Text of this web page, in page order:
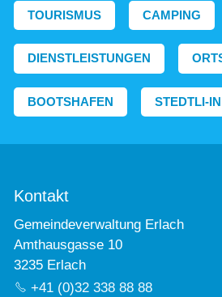
TOURISMUS CAMPING
DIENSTLEISTUNGEN
BOOTSHAFEN STEDTLI-
Kontakt
Gemeindeverwaltung Erlach
Amthausgasse 10
3235 Erlach
+41 (0)32 338 88 88